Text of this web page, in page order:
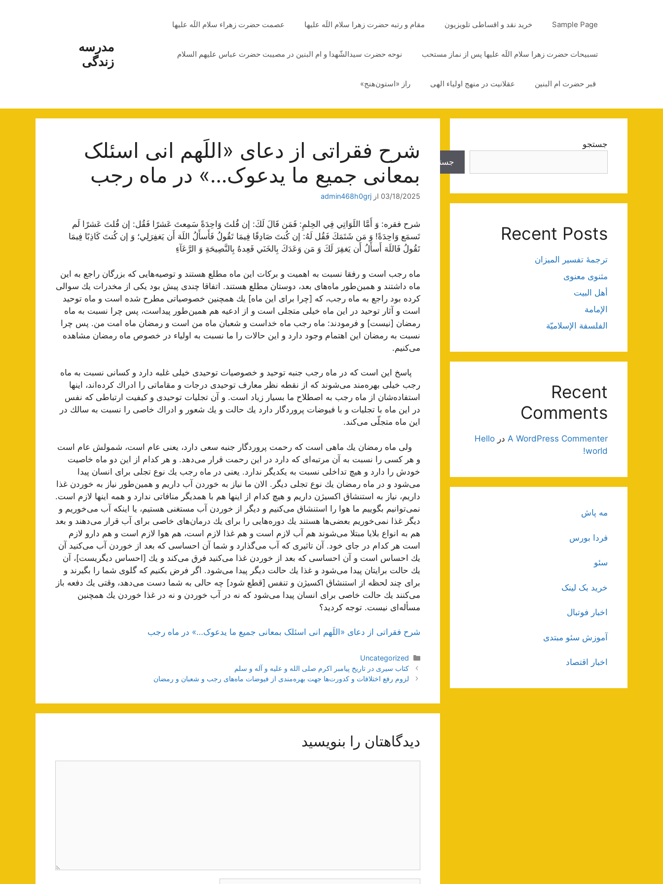
مدرسه
زندگی
Sample Page خرید نقد و اقساطی تلویزیون مقام و رتبه حضرت زهرا سلام اللَه علیها عصمت حضرت زهراء سلام اللَه علیها
تسبیحات حضرت زهرا سلام اللَه علیها پس از نماز مستحب نوحه حضرت سیدالشّهدا و ام البنین در مصیبت حضرت عباس علیهم السلام
قبر حضرت ام البنین عقلانیت در منهج اولیاء الهی راز «استون‌هنج»
شرح فقراتی از دعای «اللَهم انی اسئلک
بمعانی جمیع ما یدعوک…» در ماه رجب
03/18/2025 از admin468h0grj
شرح فقره: وَ أَمَّا اللَوَاتِي فِي الحِلمِ: فَمَن قَالَ لَكَ: إن قُلتَ وَاحِدَةً سَمِعتَ عَشرًا فَقُل: إن قُلتَ عَشرًا لَم
تَسمَع وَاحِدَةً! وَ مَن شَتَمَكَ فَقُل لَهُ: إن كُنتَ صَادِقًا فِيمَا تَقُولُ فَأَسأَلُ اللَهَ أَن يَغفِرَلِي؛ وَ إن كُنتَ كَاذِبًا فِيمَا
تَقُولُ فَاللَهَ أَسأَلُ أَن يَغفِرَ لَكَ وَ مَن وَعَدَكَ بِالخَنَي فَعِدهُ بِالنَّصِيحَةِ وَ الرَّعَآءِ
ماه رجب است و رفقا نسبت به اهمیت و بركات این ماه مطلع هستند و توصیه‌هایی كه بزرگان راجع به این
ماه داشتند و همین‌طور ماه‌های بعد، دوستان مطلع هستند. اتفاقا چندی پیش بود یكی از مخدرات یك سوالی
كرده بود راجع به ماه رجب، كه [چرا برای این ماه‌] یك همچنین خصوصیاتی مطرح شده است و ماه توحید
است و آثار توحید در این ماه خیلی متجلی است و از ادعیه هم همین‌طور پیداست، پس چرا نسبت به ماه
رمضان [نیست‌] و فرمودند: ماه رجب ماه خداست و شعبان ماه من است و رمضان ماه امت من. پس چرا
نسبت به رمضان این اهتمام وجود دارد و این حالات را ما نسبت به اولیاء در خصوص ماه رمضان مشاهده
می‌كنیم.
پاسخ این است كه در ماه رجب جنبه توحید و خصوصیات توحیدی خیلی غلبه دارد و كسانی نسبت به ماه
رجب خیلی بهره‌مند می‌شوند كه از نقطه نظر معارف توحیدی درجات و مقاماتی را ادراك كرده‌اند، اینها
استفاده‌شان از ماه رجب به اصطلاح ما بسیار زیاد است. و آن تجلیات توحیدی و كیفیت ارتباطی كه نفس
در این ماه با تجلیات و با فیوضات پروردگار دارد یك حالت و یك شعور و ادراك خاصی را نسبت به سالك در
این ماه متجلّی می‌كند.
ولی ماه رمضان یك ماهی است كه رحمت پروردگار جنبه سعی دارد، یعنی عام است، شمولش عام است
و هر كسی را نسبت به آن مرتبه‌ای كه دارد در این رحمت قرار می‌دهد. و هر كدام از این دو ماه خاصیت
خودش را دارد و هیچ تداخلی نسبت به یكدیگر ندارد. یعنی در ماه رجب یك نوع تجلی برای انسان پیدا
می‌شود و در ماه رمضان یك نوع تجلی دیگر. الان ما نیاز به خوردن آب داریم و همین‌طور نیاز به خوردن غذا
داریم، نیاز به استنشاق اكسیژن داریم و هیچ كدام از اینها هم با همدیگر منافاتی ندارد و همه اینها لازم است.
نمی‌توانیم بگوییم ما هوا را استنشاق می‌كنیم و دیگر از خوردن آب مستغنی هستیم، یا اینكه آب می‌خوریم و
دیگر غذا نمی‌خوریم بعضی‌ها هستند یك دوره‌هایی را برای یك درمان‌های خاصی برای آب قرار می‌دهند و بعد
هم به انواع بلایا مبتلا می‌شوند هم آب لازم است و هم غذا لازم است، هم هوا لازم است و هم دارو لازم
است هر كدام در جای خود. آن تاثیری كه آب می‌گذارد و شما آن احساسی كه بعد از خوردن آب می‌كنید آن
یك احساس است و آن احساسی كه بعد از خوردن غذا می‌كنید فرق می‌كند و یك [احساس دیگریست‌]، آن
یك حالت برایتان پیدا می‌شود و غذا یك حالت دیگر پیدا می‌شود. اگر فرض بكنیم كه گلوی شما را بگیرند و
برای چند لحظه از استنشاق اكسیژن و تنفس [قطع شود] چه حالی به شما دست می‌دهد، وقتی یك دفعه باز
می‌كنند یك حالت خاصی برای انسان پیدا می‌شود كه نه در آب خوردن و نه در غذا خوردن یك همچنین
مسأله‌ای نیست. توجه كردید؟
شرح فقراتی از دعای «اللَهم انی اسئلک بمعانی جمیع ما یدعوک…» در ماه رجب
دسته‌ها
Uncategorized
ناوبری
نوشته‌ها
کتاب سیری در تاریخ پیامبر اکرم صلی الله و علیه و آله و سلم
لزوم رفع اختلافات و کدورت‌ها جهت بهره‌مندی از فیوضات ماه‌های رجب و شعبان و رمضان
دیدگاهتان را بنویسید
جستجو
جستجو
Recent Posts
ترجمۀ تفسیر المیزان
مثنوی معنوی
أهل البيت
الإمامة
الفلسفة الإسلاميّة
Recent
Comments
A WordPress Commenter در Hello
world!
مه پاش
فردا بورس
سئو
خرید بک لینک
اخبار فوتبال
آموزش سئو مبتدی
اخبار اقتصاد